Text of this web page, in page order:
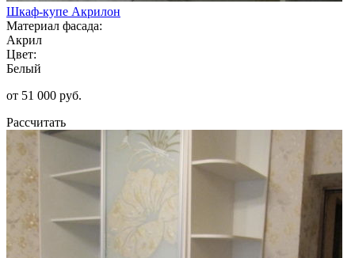
Шкаф-купе Акрилон
Материал фасада:
Акрил
Цвет:
Белый
от 51 000 руб.
Рассчитать